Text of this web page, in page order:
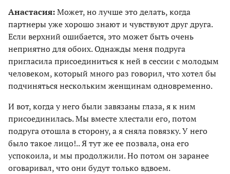
Анастасия:Может, но лучше это делать, когда
партнеры уже хорошо знают и чувствуют друг друга.
Если верхний ошибается, это может быть очень
неприятно для обоих. Однажды меня подруга
пригласила присоединиться к ней в сессии с молодым
человеком, который много раз говорил, что хотел бы
подчиняться нескольким женщинам одновременно.
И вот, когда у него были завязаны глаза, я к ним
присоединилась. Мы вместе хлестали его, потом
подруга отошла в сторону, а я сняла повязку. У него
было такое лицо!.. Я тут же ее позвала, она его
успокоила, и мы продолжили. Но потом он заранее
оговаривал, что они будут только вдвоем.